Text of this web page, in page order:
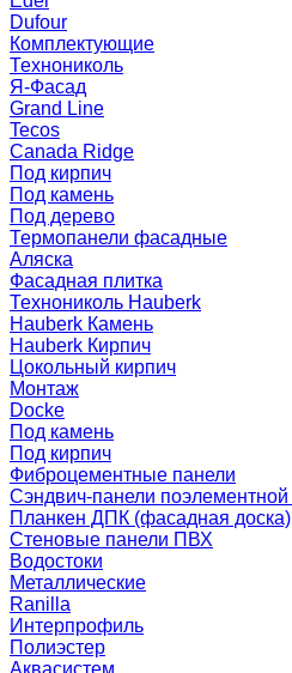
Dufour
Комплектующие
Технониколь
Я-Фасад
Grand Line
Tecos
Canada Ridge
Под кирпич
Под камень
Под дерево
Термопанели фасадные
Аляска
Фасадная плитка
Технониколь Hauberk
Hauberk Камень
Hauberk Кирпич
Цокольный кирпич
Монтаж
Docke
Под камень
Под кирпич
Фиброцементные панели
Сэндвич-панели поэлементной
Планкен ДПК (фасадная доска)
Стеновые панели ПВХ
Водостоки
Металлические
Ranilla
Интерпрофиль
Полиэстер
Аквасистем